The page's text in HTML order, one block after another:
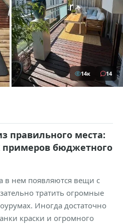
14к 14
правильного места:
бюджетного
в нем появляются вещи с
тратить огромные
Иногда достаточно
краски и огромного